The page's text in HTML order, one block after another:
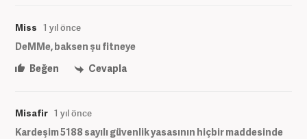
Miss 1 yıl önce
DeMMe, baksen şu fitneye
Beğen
Cevapla
Misafir 1 yıl önce
Kardeşim 5188 sayılı güvenlik yasasının hiçbir maddesinde